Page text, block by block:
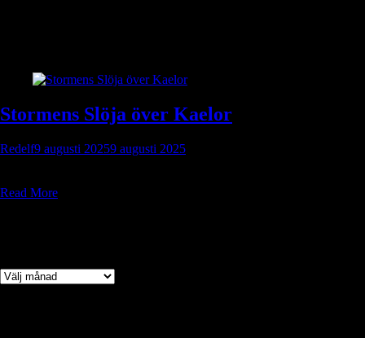
Stormens Slöja över Kaelor
Redelf9 augusti 20259 augusti 2025
Read More